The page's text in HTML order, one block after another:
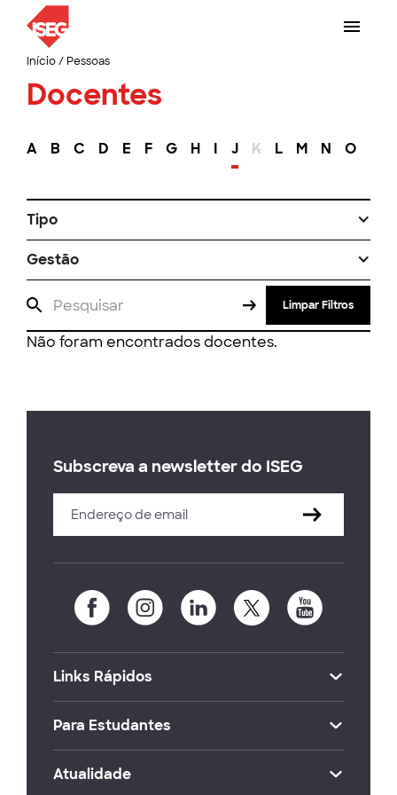
Início/ Pessoas
Docentes
A B C D E F G H I J K L M N O
Tipo
Gestão
Limpar Filtros
Não foram encontrados docentes.
Subscreva a newsletter do ISEG
Links Rápidos
Para Estudantes
Atualidade